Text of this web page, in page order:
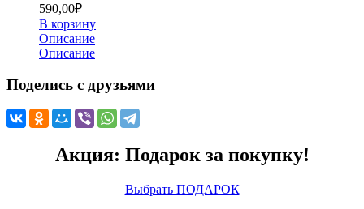
590,00₽
В корзину
Описание
Описание
Поделись с друзьями
Акция: Подарок за покупку!
Выбрать ПОДАРОК